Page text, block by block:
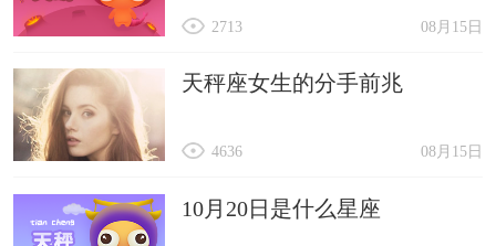
08月15日
2713
天秤座女生的分手前兆
08月15日
4636
10月20日是什么星座